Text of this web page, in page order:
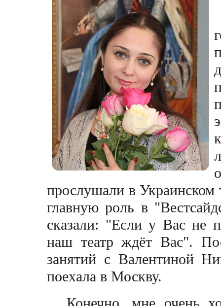
прослушали в Украинском
главную роль в
сказали: "Если у Вас не
наш театр ждёт Вас".
занятий с Валентиной
поехала в Москву.